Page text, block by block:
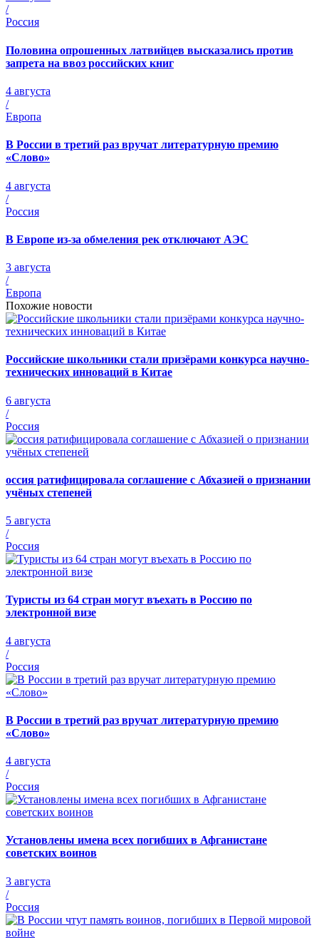
/
Россия
Половина опрошенных латвийцев высказались против
запрета на ввоз российских книг
4 августа
/
Европа
В России в третий раз вручат литературную премию
«Слово»
4 августа
/
Россия
В Европе из-за обмеления рек отключают АЭС
3 августа
/
Европа
Похожие новости
Российские школьники стали призёрами конкурса научно-
технических инноваций в Китае
6 августа
/
Россия
оссия ратифицировала соглашение с Абхазией о признании
учёных степеней
5 августа
/
Россия
Туристы из 64 стран могут въехать в Россию по
электронной визе
4 августа
/
Россия
В России в третий раз вручат литературную премию
«Слово»
4 августа
/
Россия
Установлены имена всех погибших в Афганистане
советских воинов
3 августа
/
Россия